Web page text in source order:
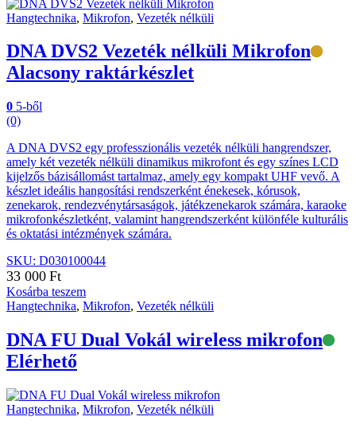
Hangtechnika, Mikrofon, Vezeték nélküli
DNA DVS2 Vezeték nélküli Mikrofon
Alacsony raktárkészlet
0 5-ből
(0)
A DNA DVS2 egy professzionális vezeték nélküli hangrendszer,
amely két vezeték nélküli dinamikus mikrofont és egy színes LCD
kijelzős bázisállomást tartalmaz, amely egy kompakt UHF vevő. A
készlet ideális hangosítási rendszerként énekesek, kórusok,
zenekarok, rendezvénytársaságok, játékzenekarok számára, karaoke
mikrofonkészletként, valamint hangrendszerként különféle kulturális
és oktatási intézmények számára.
SKU: D030100044
33 000 Ft
Kosárba teszem
Hangtechnika, Mikrofon, Vezeték nélküli
DNA FU Dual Vokál wireless mikrofon
Elérhető
Hangtechnika, Mikrofon, Vezeték nélküli